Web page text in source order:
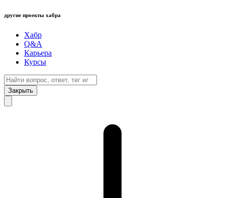
другие проекты хабра
Хабр
Q&A
Карьера
Курсы
Закрыть